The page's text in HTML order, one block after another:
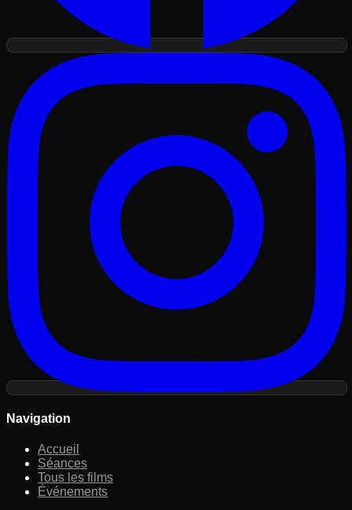
Navigation
Accueil
Séances
Tous les films
Événements